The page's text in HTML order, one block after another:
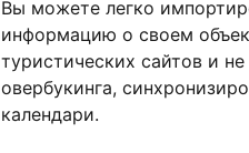
Вы можете легко
информацию о своем
туристических сайтов и не
овербукинга,
календари.